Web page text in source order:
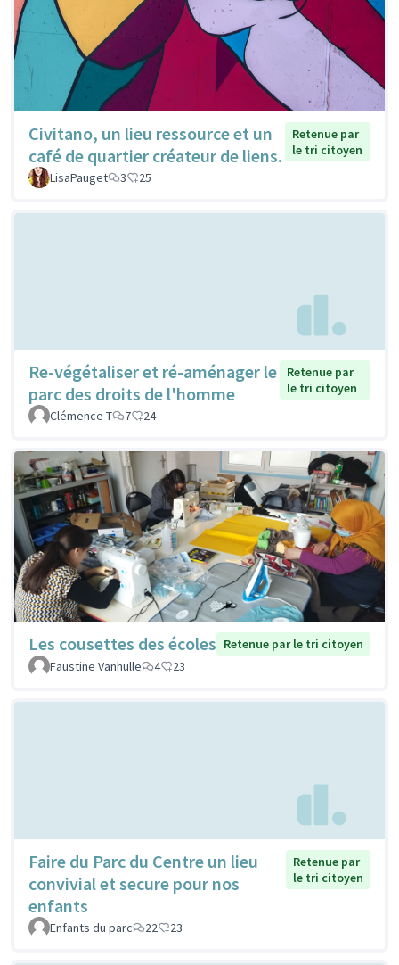
Civitano, un lieu ressource et un
café de quartier créateur de liens.
Retenue par
le tri citoyen
LisaPauget
3 25
Re-végétaliser et ré-aménager le
parc des droits de l'homme
Retenue par
le tri citoyen
Clémence T
7 24
Les cousettes des écoles Retenue par le tri citoyen
Faustine Vanhulle
4 23
Faire du Parc du Centre un lieu
convivial et secure pour nos
enfants
Retenue par
le tri citoyen
Enfants du parc 22 23